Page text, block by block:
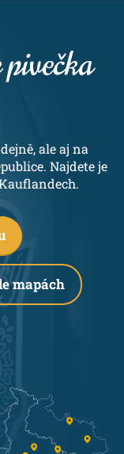
ale aj na
Najdete je
mapách